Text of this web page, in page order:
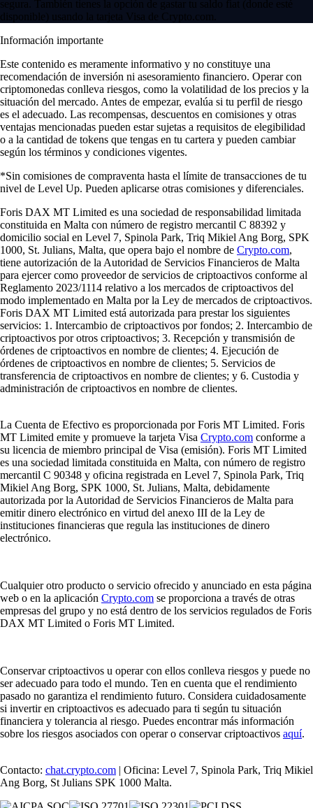
segura. También tienes la opción de gastar tu saldo fiat (donde esté
disponible) usando la tarjeta Visa de Crypto.com.
Información importante
Este contenido es meramente informativo y no constituye una
recomendación de inversión ni asesoramiento financiero. Operar con
criptomonedas conlleva riesgos, como la volatilidad de los precios y la
situación del mercado. Antes de empezar, evalúa si tu perfil de riesgo
es el adecuado. Las recompensas, descuentos en comisiones y otras
ventajas mencionadas pueden estar sujetas a requisitos de elegibilidad
o a la cantidad de tokens que tengas en tu cartera y pueden cambiar
según los términos y condiciones vigentes.
*Sin comisiones de compraventa hasta el límite de transacciones de tu
nivel de Level Up. Pueden aplicarse otras comisiones y diferenciales.
Foris DAX MT Limited es una sociedad de responsabilidad limitada
constituida en Malta con número de registro mercantil C 88392 y
domicilio social en Level 7, Spinola Park, Triq Mikiel Ang Borg, SPK
1000, St. Julians, Malta, que opera bajo el nombre de Crypto.com,
tiene autorización de la Autoridad de Servicios Financieros de Malta
para ejercer como proveedor de servicios de criptoactivos conforme al
Reglamento 2023/1114 relativo a los mercados de criptoactivos del
modo implementado en Malta por la Ley de mercados de criptoactivos.
Foris DAX MT Limited está autorizada para prestar los siguientes
servicios: 1. Intercambio de criptoactivos por fondos; 2. Intercambio de
criptoactivos por otros criptoactivos; 3. Recepción y transmisión de
órdenes de criptoactivos en nombre de clientes; 4. Ejecución de
órdenes de criptoactivos en nombre de clientes; 5. Servicios de
transferencia de criptoactivos en nombre de clientes; y 6. Custodia y
administración de criptoactivos en nombre de clientes.
La Cuenta de Efectivo es proporcionada por Foris MT Limited. Foris
MT Limited emite y promueve la tarjeta Visa Crypto.com conforme a
su licencia de miembro principal de Visa (emisión). Foris MT Limited
es una sociedad limitada constituida en Malta, con número de registro
mercantil C 90348 y oficina registrada en Level 7, Spinola Park, Triq
Mikiel Ang Borg, SPK 1000, St. Julians, Malta, debidamente
autorizada por la Autoridad de Servicios Financieros de Malta para
emitir dinero electrónico en virtud del anexo III de la Ley de
instituciones financieras que regula las instituciones de dinero
electrónico.
Cualquier otro producto o servicio ofrecido y anunciado en esta página
web o en la aplicación Crypto.com se proporciona a través de otras
empresas del grupo y no está dentro de los servicios regulados de Foris
DAX MT Limited o Foris MT Limited.
Conservar criptoactivos u operar con ellos conlleva riesgos y puede no
ser adecuado para todo el mundo. Ten en cuenta que el rendimiento
pasado no garantiza el rendimiento futuro. Considera cuidadosamente
si invertir en criptoactivos es adecuado para ti según tu situación
financiera y tolerancia al riesgo. Puedes encontrar más información
sobre los riesgos asociados con operar o conservar criptoactivos aquí.
Contacto: chat.crypto.com | Oficina: Level 7, Spinola Park, Triq Mikiel
Ang Borg, St Julians SPK 1000 Malta.